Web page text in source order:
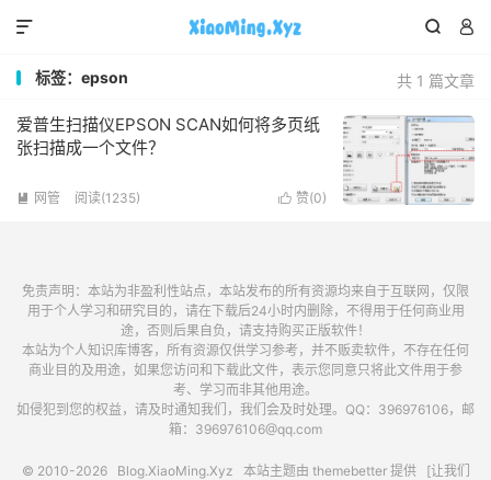
 

共 1 篇文章
标签：epson
爱普生扫描仪EPSON SCAN如何将多页纸
张扫描成一个文件？
 赞(0)
 网管 阅读(1235)
免责声明：本站为非盈利性站点，本站发布的所有资源均来自于互联网，仅限
用于个人学习和研究目的，请在下载后24小时内删除，不得用于任何商业用
途，否则后果自负，请支持购买正版软件！
本站为个人知识库博客，所有资源仅供学习参考，并不贩卖软件，不存在任何
商业目的及用途，如果您访问和下载此文件，表示您同意只将此文件用于参
考、学习而非其他用途。
如侵犯到您的权益，请及时通知我们，我们会及时处理。QQ：396976106，邮
箱：396976106@qq.com
© 2010-2026 Blog.XiaoMing.Xyz 本站主题由 themebetter提供 [让我们